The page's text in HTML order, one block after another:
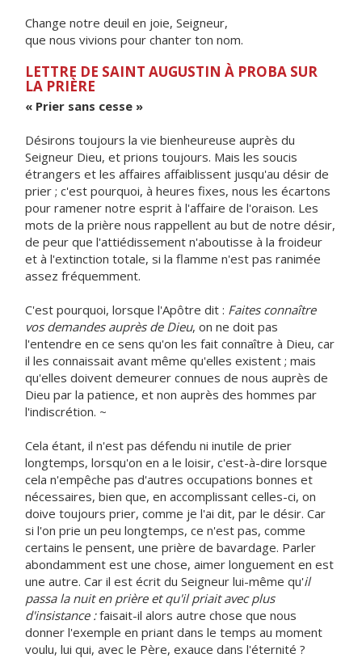
Change notre deuil en joie, Seigneur,
que nous vivions pour chanter ton nom.
LETTRE DE SAINT AUGUSTIN À PROBA SUR
LA PRIÈRE
« Prier sans cesse »
Désirons toujours la vie bienheureuse auprès du
Seigneur Dieu, et prions toujours. Mais les soucis
étrangers et les affaires affaiblissent jusqu'au désir de
prier ; c'est pourquoi, à heures fixes, nous les écartons
pour ramener notre esprit à l'affaire de l'oraison. Les
mots de la prière nous rappellent au but de notre désir,
de peur que l'attiédissement n'aboutisse à la froideur
et à l'extinction totale, si la flamme n'est pas ranimée
assez fréquemment.
C'est pourquoi, lorsque l'Apôtre dit : Faites connaître
vos demandes auprès de Dieu, on ne doit pas
l'entendre en ce sens qu'on les fait connaître à Dieu, car
il les connaissait avant même qu'elles existent ; mais
qu'elles doivent demeurer connues de nous auprès de
Dieu par la patience, et non auprès des hommes par
l'indiscrétion. ~
Cela étant, il n'est pas défendu ni inutile de prier
longtemps, lorsqu'on en a le loisir, c'est-à-dire lorsque
cela n'empêche pas d'autres occupations bonnes et
nécessaires, bien que, en accomplissant celles-ci, on
doive toujours prier, comme je l'ai dit, par le désir. Car
si l'on prie un peu longtemps, ce n'est pas, comme
certains le pensent, une prière de bavardage. Parler
abondamment est une chose, aimer longuement en est
une autre. Car il est écrit du Seigneur lui-même qu'il
passa la nuit en prière et qu'il priait avec plus
d'insistance :faisait-il alors autre chose que nous
donner l'exemple en priant dans le temps au moment
voulu, lui qui, avec le Père, exauce dans l'éternité ?